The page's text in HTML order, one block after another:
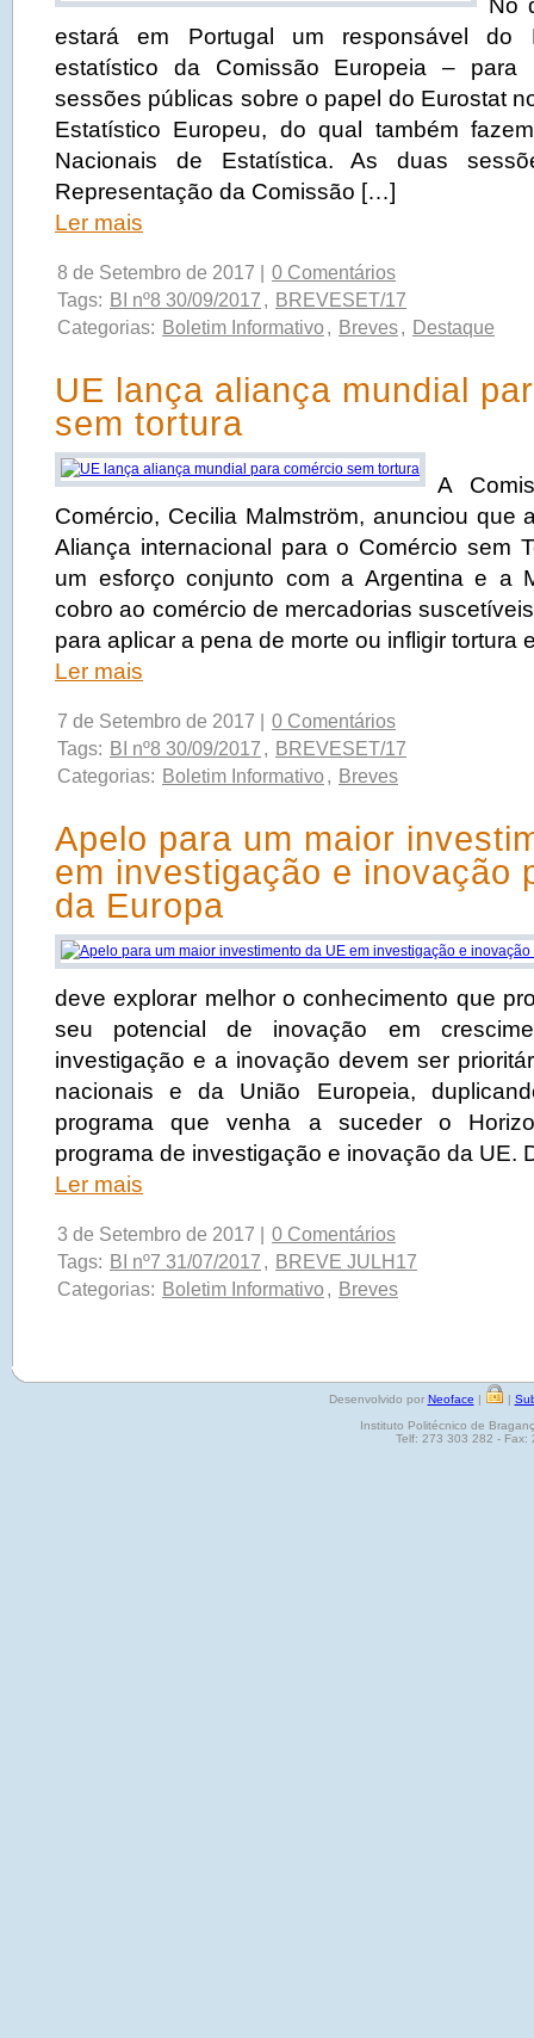
No
estará em Portugal um responsável do
estatístico da Comissão Europeia – para
sessões públicas sobre o papel do Eurostat
Estatístico Europeu, do qual também
Nacionais de Estatística. As duas
Representação da Comissão […]
Ler mais
8 de Setembro de 2017 |
0 Comentários
Tags: BI nº8 30/09/2017 , BREVESET/17
Categorias: Boletim Informativo, Breves, Destaque
UE lança aliança mundial
sem tortura
A
Comércio, Cecilia Malmström, anunciou que
Aliança internacional para o Comércio sem
um esforço conjunto com a Argentina e a
cobro ao comércio de mercadorias
para aplicar a pena de morte ou infligir tortura
Ler mais
7 de Setembro de 2017 |
0 Comentários
Tags: BI nº8 30/09/2017 , BREVESET/17
Categorias: Boletim Informativo, Breves
Apelo para um maior
em investigação e inovação
da Europa
deve explorar melhor o conhecimento que
seu potencial de inovação em
investigação e a inovação devem ser
nacionais e da União Europeia,
programa que venha a suceder o
programa de investigação e inovação da UE.
Ler mais
3 de Setembro de 2017 |
0 Comentários
Tags: BI nº7 31/07/2017 , BREVE JULH17
Categorias: Boletim Informativo, Breves
Desenvolvido por Neoface | |
Instituto Politécnico de
Telf: 273 303 282 - Fax: